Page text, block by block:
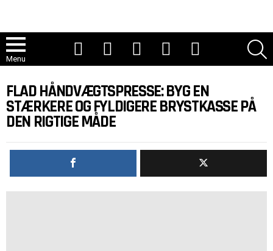
Menu
FLAD HÅNDVÆGTSPRESSE: BYG EN
STÆRKERE OG FYLDIGERE BRYSTKASSE PÅ
DEN RIGTIGE MÅDE